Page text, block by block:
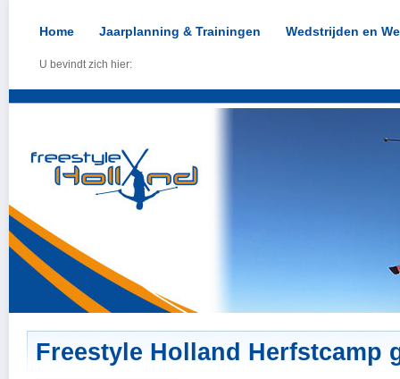
Freestyle Holland Herfstcamp
Home Jaarplanning & Trainingen Wedstrijden en
U bevindt zich hier: